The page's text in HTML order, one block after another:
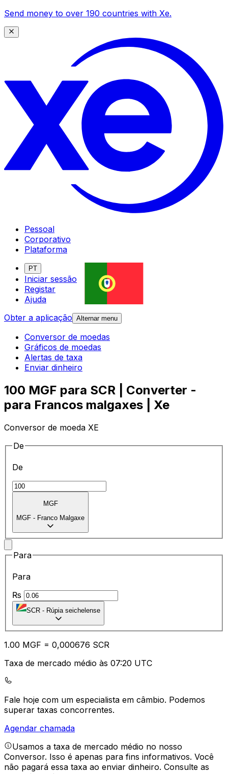
Send money to over 190 countries with Xe.
Pessoal
Corporativo
Plataforma
PT
Iniciar sessão
Registar
Ajuda
Obter a aplicação Alternar menu
Conversor de moedas
Gráficos de moedas
Alertas de taxa
Enviar dinheiro
100 MGF para SCR | Converter -
para Francos malgaxes | Xe
Conversor de moeda XE
De
De
MGF
MGF - Franco Malgaxe
Para
Para
₨
SCR - Rúpia seichelense
1.00 MGF = 0,000676 SCR
Taxa de mercado médio às 07:20 UTC
Fale hoje com um especialista em câmbio. Podemos
superar taxas concorrentes.
Agendar chamada
Usamos a taxa de mercado médio no nosso
Conversor. Isso é apenas para fins informativos. Você
não pagará essa taxa ao enviar dinheiro. Consulte as